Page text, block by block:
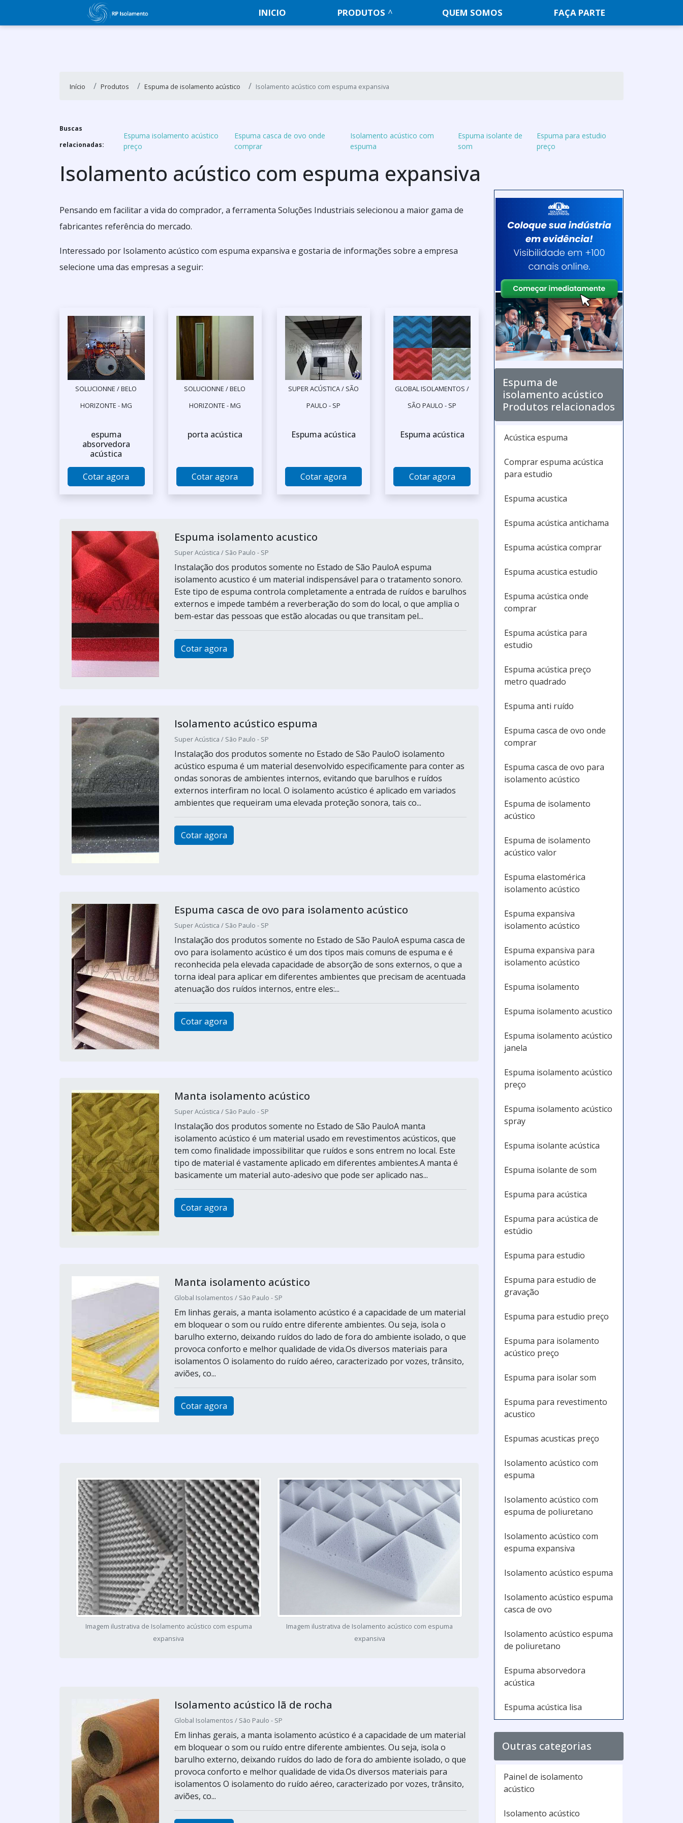
INICIO PRODUTOS QUEM SOMOS FAÇA PARTE
Início Produtos Espuma de isolamento acústico Isolamento acústico com espuma expansiva
Buscas
relacionadas:
Espuma isolamento acústico
preço
Espuma casca de ovo onde
comprar
Isolamento acústico com
espuma
Espuma isolante de
som
Espuma para estudio
preço
Isolamento acústico com espuma expansiva
Pensando em facilitar a vida do comprador, a ferramenta Soluções Industriais selecionou a maior gama de
fabricantes referência do mercado.
Interessado por Isolamento acústico com espuma expansiva e gostaria de informações sobre a empresa
selecione uma das empresas a seguir:
SOLUCIONNE / BELO
HORIZONTE - MG
espuma
absorvedora
acústica
Cotar agora
SOLUCIONNE / BELO
HORIZONTE - MG
porta acústica
Cotar agora
SUPER ACÚSTICA / SÃO
PAULO - SP
Espuma acústica
Cotar agora
GLOBAL ISOLAMENTOS /
SÃO PAULO - SP
Espuma acústica
Cotar agora
Espuma isolamento acustico
Super Acústica / São Paulo - SP
Instalação dos produtos somente no Estado de São PauloA espuma
isolamento acustico é um material indispensável para o tratamento sonoro.
Este tipo de espuma controla completamente a entrada de ruídos e barulhos
externos e impede também a reverberação do som do local, o que amplia o
bem-estar das pessoas que estão alocadas ou que transitam pel...
Cotar agora
Isolamento acústico espuma
Super Acústica / São Paulo - SP
Instalação dos produtos somente no Estado de São PauloO isolamento
acústico espuma é um material desenvolvido especificamente para conter as
ondas sonoras de ambientes internos, evitando que barulhos e ruídos
externos interfiram no local. O isolamento acústico é aplicado em variados
ambientes que requeiram uma elevada proteção sonora, tais co...
Cotar agora
Espuma casca de ovo para isolamento acústico
Super Acústica / São Paulo - SP
Instalação dos produtos somente no Estado de São PauloA espuma casca de
ovo para isolamento acústico é um dos tipos mais comuns de espuma e é
reconhecida pela elevada capacidade de absorção de sons externos, o que a
torna ideal para aplicar em diferentes ambientes que precisam de acentuada
atenuação dos ruídos internos, entre eles:...
Cotar agora
Manta isolamento acústico
Super Acústica / São Paulo - SP
Instalação dos produtos somente no Estado de São PauloA manta
isolamento acústico é um material usado em revestimentos acústicos, que
tem como finalidade impossibilitar que ruídos e sons entrem no local. Este
tipo de material é vastamente aplicado em diferentes ambientes.A manta é
basicamente um material auto-adesivo que pode ser aplicado nas...
Cotar agora
Manta isolamento acústico
Global Isolamentos / São Paulo - SP
Em linhas gerais, a manta isolamento acústico é a capacidade de um material
em bloquear o som ou ruído entre diferente ambientes. Ou seja, isola o
barulho externo, deixando ruídos do lado de fora do ambiente isolado, o que
provoca conforto e melhor qualidade de vida.Os diversos materiais para
isolamentos O isolamento do ruído aéreo, caracterizado por vozes, trânsito,
aviões, co...
Cotar agora
Imagem ilustrativa de Isolamento acústico com espuma
expansiva
Imagem ilustrativa de Isolamento acústico com espuma
expansiva
Isolamento acústico lã de rocha
Global Isolamentos / São Paulo - SP
Em linhas gerais, a manta isolamento acústico é a capacidade de um material
em bloquear o som ou ruído entre diferente ambientes. Ou seja, isola o
barulho externo, deixando ruídos do lado de fora do ambiente isolado, o que
provoca conforto e melhor qualidade de vida.Os diversos materiais para
isolamentos O isolamento do ruído aéreo, caracterizado por vozes, trânsito,
aviões, co...
Espuma de
isolamento acústico
Produtos relacionados
Acústica espuma
Comprar espuma acústica
para estudio
Espuma acustica
Espuma acústica antichama
Espuma acústica comprar
Espuma acustica estudio
Espuma acústica onde
comprar
Espuma acústica para
estudio
Espuma acústica preço
metro quadrado
Espuma anti ruído
Espuma casca de ovo onde
comprar
Espuma casca de ovo para
isolamento acústico
Espuma de isolamento
acústico
Espuma de isolamento
acústico valor
Espuma elastomérica
isolamento acústico
Espuma expansiva
isolamento acústico
Espuma expansiva para
isolamento acústico
Espuma isolamento
Espuma isolamento acustico
Espuma isolamento acústico
janela
Espuma isolamento acústico
preço
Espuma isolamento acústico
spray
Espuma isolante acústica
Espuma isolante de som
Espuma para acústica
Espuma para acústica de
estúdio
Espuma para estudio
Espuma para estudio de
gravação
Espuma para estudio preço
Espuma para isolamento
acústico preço
Espuma para isolar som
Espuma para revestimento
acustico
Espumas acusticas preço
Isolamento acústico com
espuma
Isolamento acústico com
espuma de poliuretano
Isolamento acústico com
espuma expansiva
Isolamento acústico espuma
Isolamento acústico espuma
casca de ovo
Isolamento acústico espuma
de poliuretano
Espuma absorvedora
acústica
Espuma acústica lisa
Outras categorias
Painel de isolamento
acústico
Isolamento acústico